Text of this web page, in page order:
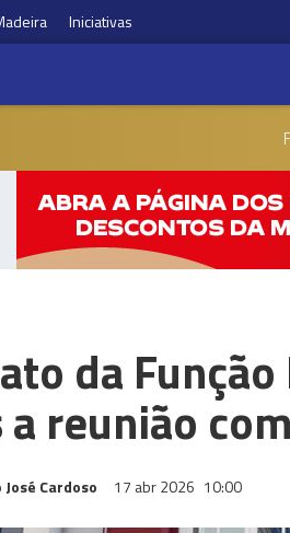
Iniciativas
da
reunião
Cardoso 17 abr 2026 10:00